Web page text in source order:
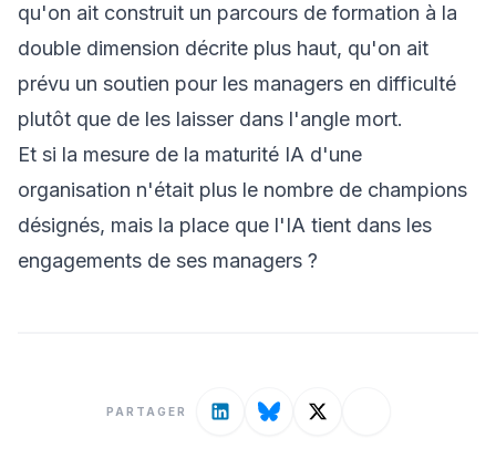
qu'on ait construit un parcours de formation à la
double dimension décrite plus haut, qu'on ait
prévu un soutien pour les managers en difficulté
plutôt que de les laisser dans l'angle mort.
Et si la mesure de la maturité IA d'une
organisation n'était plus le nombre de champions
désignés, mais la place que l'IA tient dans les
engagements de ses managers ?
PARTAGER